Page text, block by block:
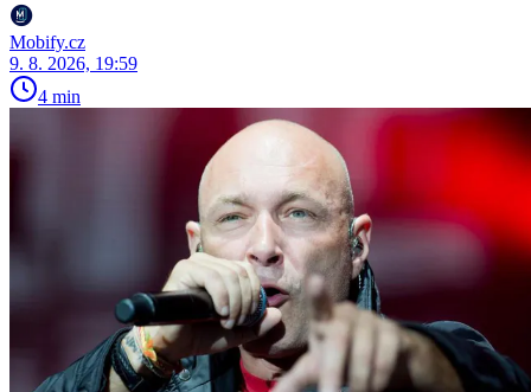
Mobify.cz
9. 8. 2026, 19:59
4 min